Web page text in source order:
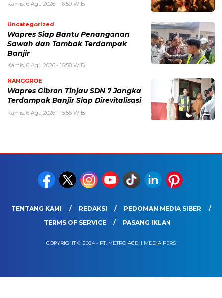
Kamis, 6 Agu 2026 - 16:59 WIB
Uncategorized
Wapres Siap Bantu Penanganan
Sawah dan Tambak Terdampak
Banjir
Kamis, 6 Agu 2026 - 16:58 WIB
NANGGROE
Wapres Gibran Tinjau SDN 7 Jangka
Terdampak Banjir Siap Direvitalisasi
Kamis, 6 Agu 2026 - 16:56 WIB
TENTANG KAMI REDAKSI
PEDOMAN MEDIA SIBER
TERMS OF SERVICE
PASANG IKLAN
COPYRIGHT © 2024 - PT. METRO ACEH MEDIA PERS